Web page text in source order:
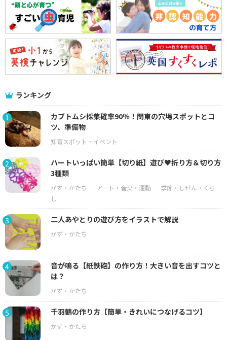
ランキング
1
カブトムシ採集確率90％！関東の穴場スポットとコ
ツ、準備物
2
ハートいっぱい簡単【切り紙】遊び♥折り方＆切り方
3種類
3 二人あやとりの遊び方をイラストで解説
4
音が鳴る【紙鉄砲】の作り方！大きい音を出すコツと
は？
5 千羽鶴の作り方【簡単・きれいにつなげるコツ】